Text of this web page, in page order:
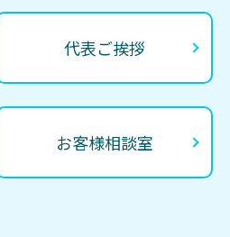
代表ご挨拶
お客様相談室